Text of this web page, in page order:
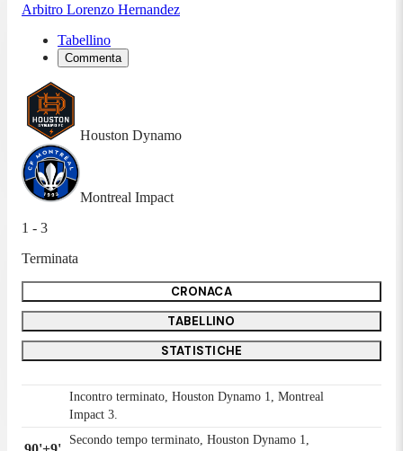
Arbitro Lorenzo Hernandez
Tabellino
Commenta
Houston Dynamo
Montreal Impact
1 - 3
Terminata
CRONACA
TABELLINO
STATISTICHE
Incontro terminato, Houston Dynamo 1, Montreal
Impact 3.
Secondo tempo terminato, Houston Dynamo 1,